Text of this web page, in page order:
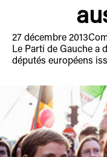
27 décembre 2013
Le Parti de Gauche a
députés européens